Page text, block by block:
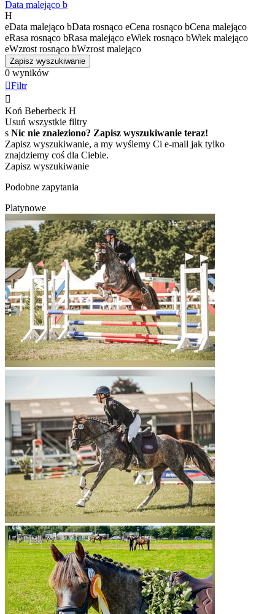
Data malejąco b
H
eData malejąco bData rosnąco eCena rosnąco bCena malejąco
eRasa rosnąco bRasa malejąco eWiek rosnąco bWiek malejąco
eWzrost rosnąco bWzrost malejąco
Zapisz wyszukiwanie
0 wyników
Filtr

Koń Beberbeck H
Usuń wszystkie filtry
s Nic nie znaleziono? Zapisz wyszukiwanie teraz!
Zapisz wyszukiwanie, a my wyślemy Ci e-mail jak tylko
znajdziemy coś dla Ciebie.
Zapisz wyszukiwanie
Podobne zapytania
Platynowe